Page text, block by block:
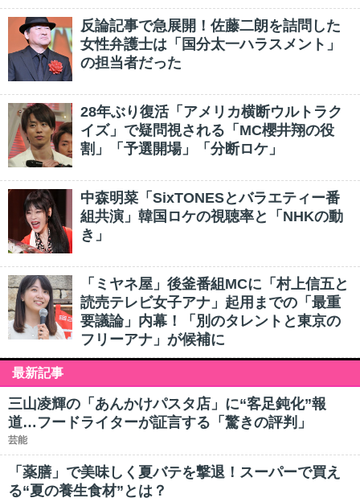
反論記事で急展開！佐藤二朗を詰問した
女性弁護士は「国分太一ハラスメント」
の担当者だった
28年ぶり復活「アメリカ横断ウルトラク
イズ」で疑問視される「MC櫻井翔の役
割」「予選開場」「分断ロケ」
中森明菜「SixTONESとバラエティー番
組共演」韓国ロケの視聴率と「NHKの動
き」
「ミヤネ屋」後釜番組MCに「村上信五と
読売テレビ女子アナ」起用までの「最重
要議論」内幕！「別のタレントと東京の
フリーアナ」が候補に
最新記事
三山凌輝の「あんかけパスタ店」に“客足鈍化”報
道…フードライターが証言する「驚きの評判」
芸能
「薬膳」で美味しく夏バテを撃退！スーパーで買え
る“夏の養生食材”とは？